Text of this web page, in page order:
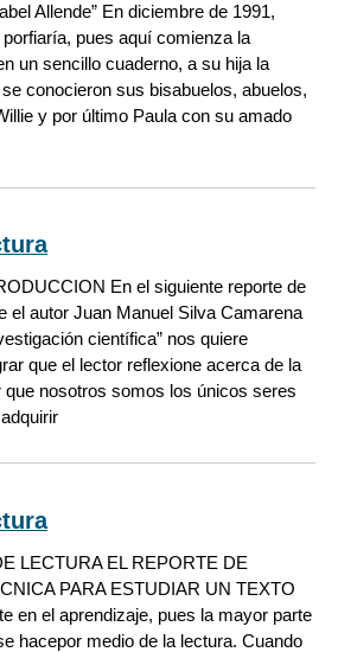
Allende” En diciembre de 1991,
pues aquí comienza la
un sencillo cuaderno, a su hija la
conocieron sus bisabuelos, abuelos,
y por último Paula con su amado
En el siguiente reporte de
el autor Juan Manuel Silva Camarena
científica” nos quiere
que el lector reflexione acerca de la
que nosotros somos los únicos seres
LECTURA EL REPORTE DE
PARA ESTUDIAR UN TEXTO
en el aprendizaje, pues la mayor parte
hacepor medio de la lectura. Cuando